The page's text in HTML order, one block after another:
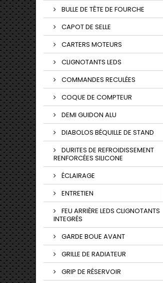
BULLE DE TÊTE DE FOURCHE
CAPOT DE SELLE
CARTERS MOTEURS
CLIGNOTANTS LEDS
COMMANDES RECULÉES
COQUE DE COMPTEUR
DEMI GUIDON ALU
DIABOLOS BÉQUILLE DE STAND
DURITES DE REFROIDISSEMENT
RENFORCÉES SILICONE
ÉCLAIRAGE
ENTRETIEN
FEU ARRIÈRE LEDS CLIGNOTANTS
INTEGRÉS
GARDE BOUE AVANT
GRILLE DE RADIATEUR
GRIP DE RÉSERVOIR